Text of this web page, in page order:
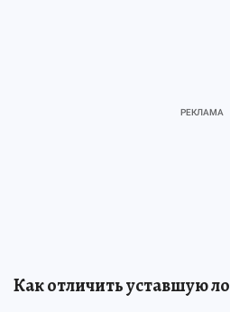
Как отличить уставшую